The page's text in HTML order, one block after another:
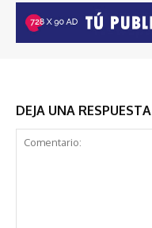
DEJA UNA RESPUESTA